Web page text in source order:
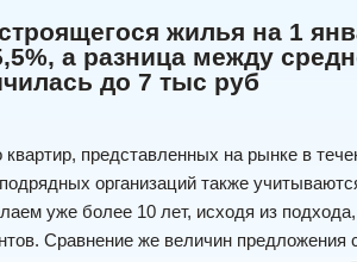
жилья на 1
а разница между
до 7 тыс руб
представленных на рынке в
организаций также
уже более 10 лет, исходя из
Сравнение же величин предложения